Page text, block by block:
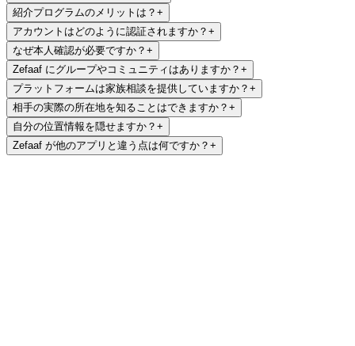
紹介プログラムのメリットは？ +
アカウントはどのように認証されますか？ +
なぜ本人確認が必要ですか？ +
Zefaaf にグループやコミュニティはありますか？ +
プラットフォームは家族相談を提供していますか？ +
相手の実際の所在地を知ることはできますか？ +
自分の位置情報を隠せますか？ +
Zefaaf が他のアプリと違う点は何ですか？ +